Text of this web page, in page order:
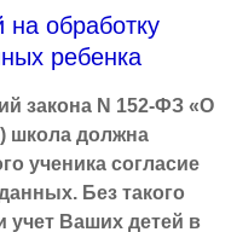
на обработку
ребенка
закона N 152-ФЗ «О
школа должна
ученика согласие
Без такого
учет Ваших детей в